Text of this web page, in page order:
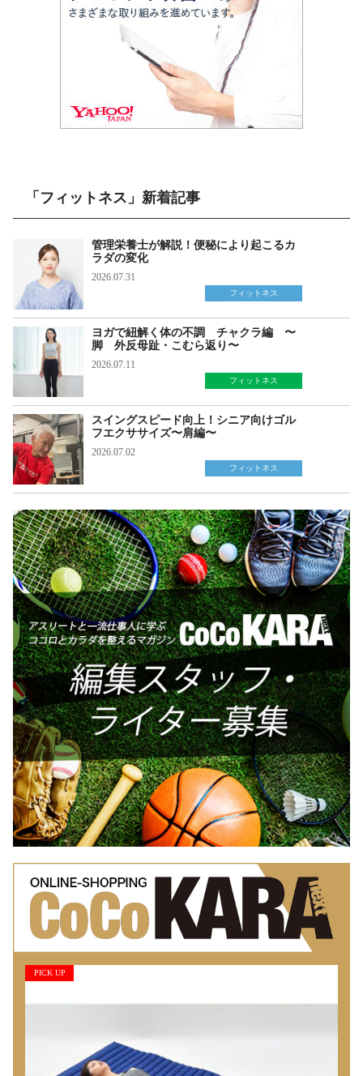
「フィットネス」新着記事
管理栄養士が解説！便秘により起こるカ
ラダの変化
2026.07.31
フィットネス
ヨガで紐解く体の不調 チャクラ編 〜
脚 外反母趾・こむら返り〜
2026.07.11
フィットネス
スイングスピード向上！シニア向けゴル
フエクササイズ〜肩編〜
2026.07.02
フィットネス
PICK UP